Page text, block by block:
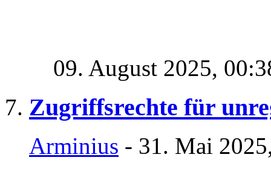
09. August 2025,
Zugriffsrechte für
Arminius - 31. Mai